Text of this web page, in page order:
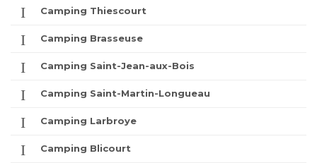
Camping Thiescourt
Camping Brasseuse
Camping Saint-Jean-aux-Bois
Camping Saint-Martin-Longueau
Camping Larbroye
Camping Blicourt